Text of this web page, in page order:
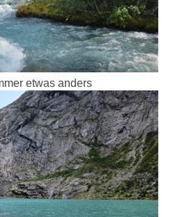
etwas anders